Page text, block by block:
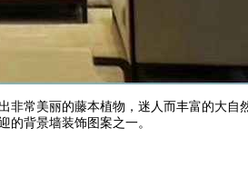
非常美丽的藤本植物，迷人而丰富的大自
背景墙装饰图案之一。